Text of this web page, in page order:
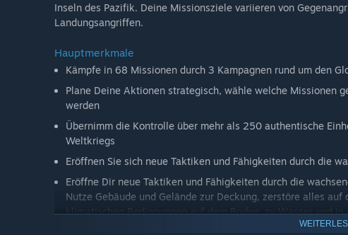
Inseln des Pazifik. Deine Missionsziele variieren von
Landungsangriffen.
Hauptmerkmale
Kämpfe in 68 Missionen durch 3 Kampagnen rund um den
Plane Deine Aktionen strategisch, wähle welche Missionen
werden
Übernimm die Kontrolle über mehr als 250 authentische
Weltkriegs
Eröffnen Sie sich neue Taktiken und Fähigkeiten durch die
Eröffne Dir neue Taktiken und Fähigkeiten durch die
Nutze Gebäude und Gelände zur Deckung, zerstöre alles
klimatischen Bedingungen auf dem Boden, zu Wasser und in